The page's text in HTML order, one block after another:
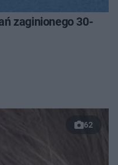
zaginionego 30-
62